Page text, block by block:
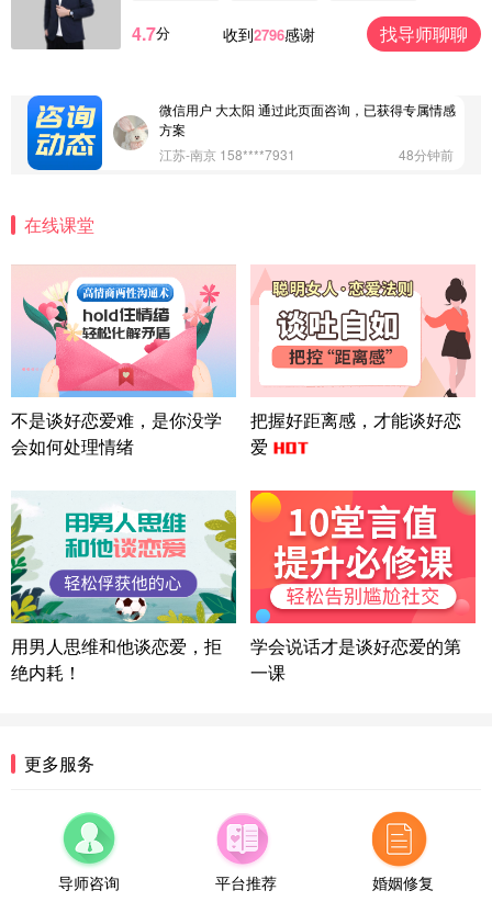
4.7分 收到2796感谢 找导师聊聊
微信用户 Vnno 通过此页面咨询，已获得专属情感方
微信用户 大太阳 通过此页面咨询，已获得专属情感
方案
江苏-南京 158****7931
48分钟前
情感方案
北京-朝阳 151****3189
22分钟前
微信用户 巧?媚儿 通过此页面咨询，已获得专属情感
方案
上海-浦东 177****9074
56分钟前
微信用户 Liberty 通过此页面咨询，已获得专属情感
方案
广东-广州 188****5632
湖北-武汉 135****7410
41分钟前
微信用户 困困魚? 通过此页面咨询，已获得专属情感
方案
陕西-西安 139****6283
3分钟前
情感方案
浙江-宁波 150****8921
福建-厦门 159****4462
53分钟前
微信用户 凌乱小羊 通过此页面咨询，已获得专属情
在线课堂
不是谈好恋爱难，是你没学
会如何处理情绪
把握好距离感，才能谈好恋
爱
用男人思维和他谈恋爱，拒
绝内耗！
学会说话才是谈好恋爱的第
一课
更多服务
导师咨询 平台推荐 婚姻修复